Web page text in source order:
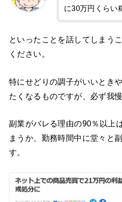
に30万円くらい
といったことを話してしまう
ください。
特にせどりの調子がいいとき
たくなるものですが、必ず我
副業がバレる理由の90％以上
まうか、勤務時間中に堂々と
す。